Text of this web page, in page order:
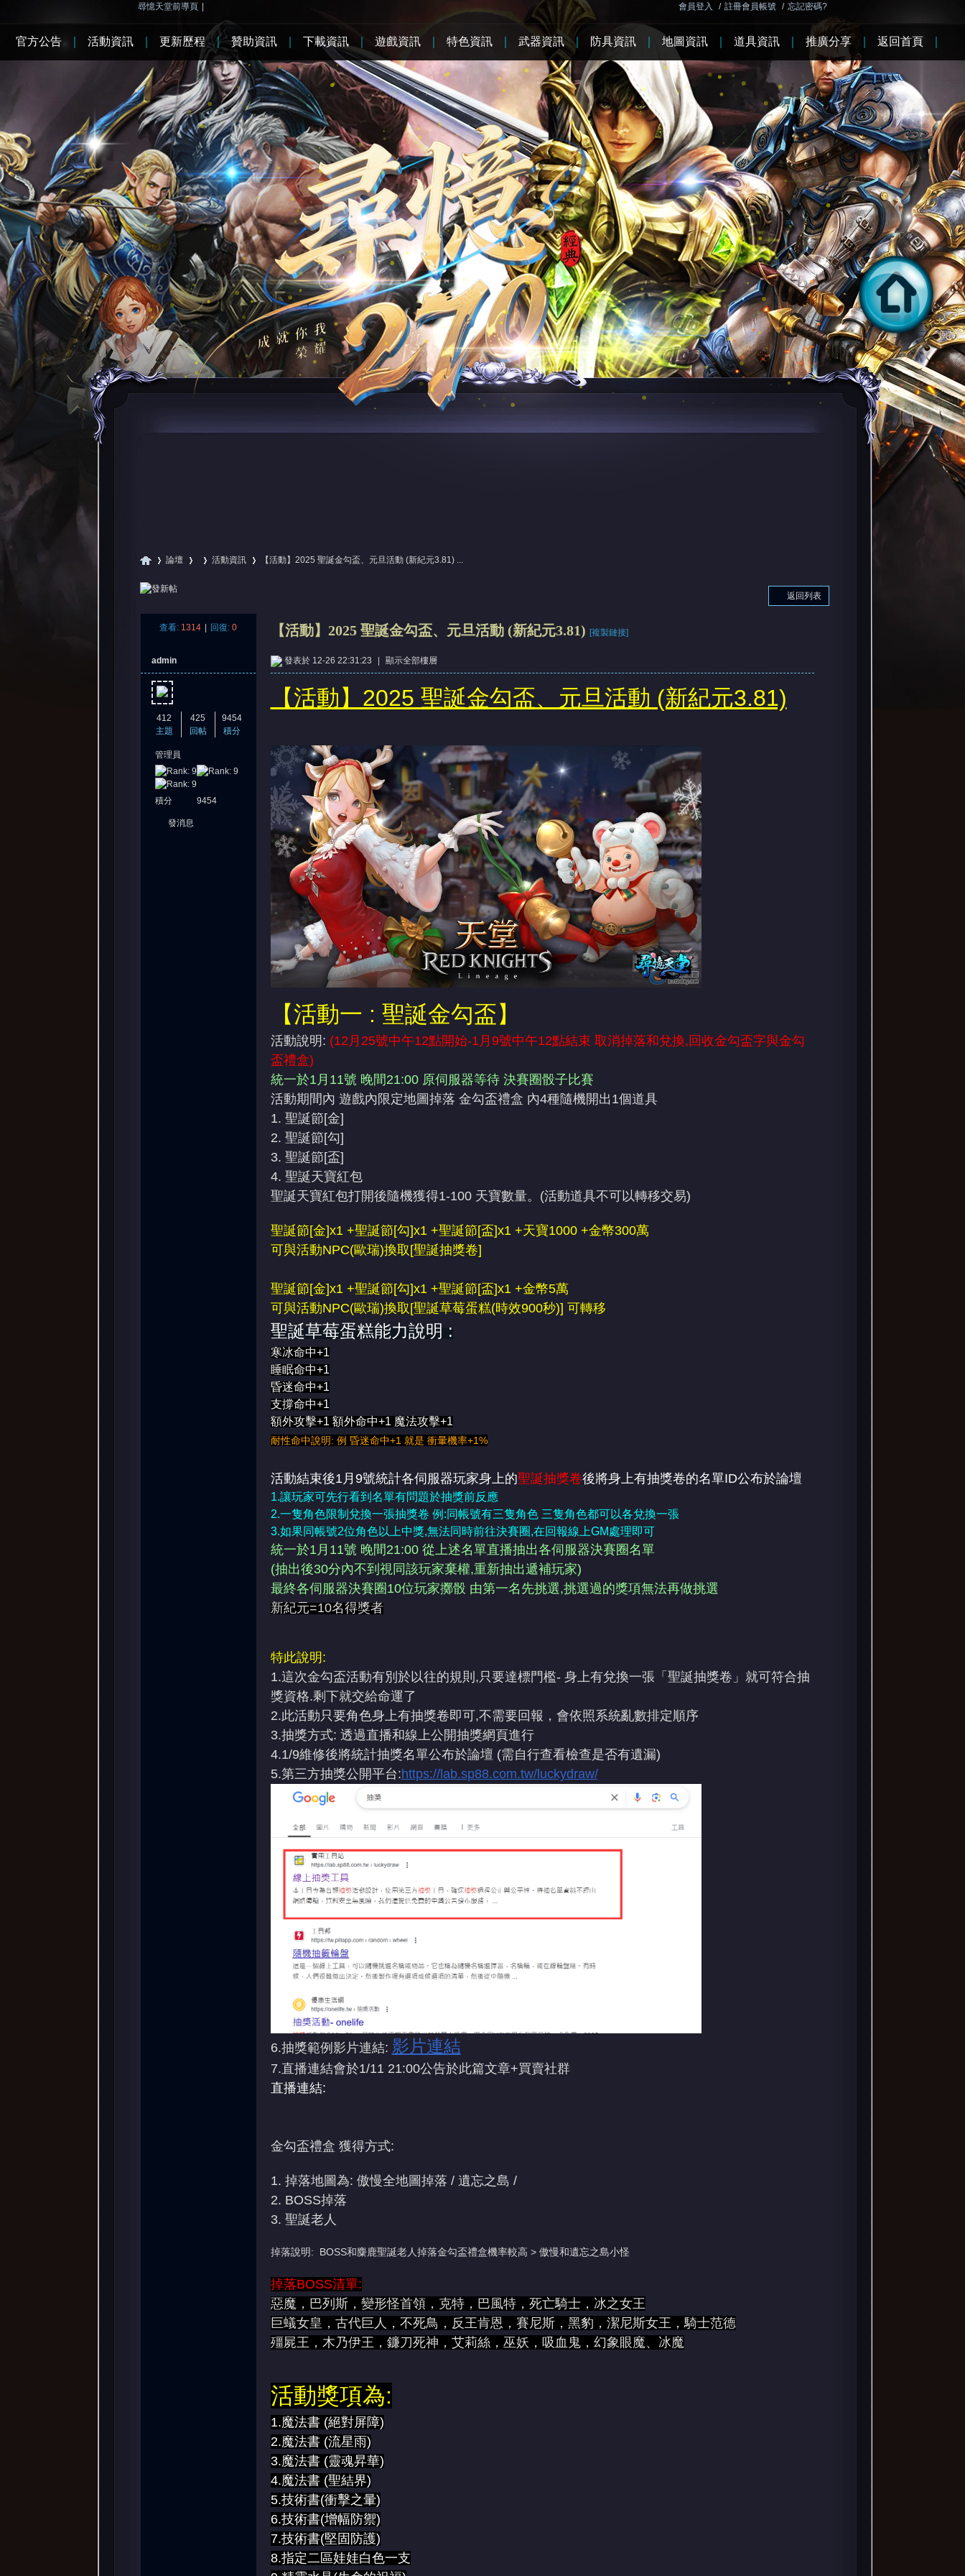
尋憶天堂前導頁 會員登入 / 註冊會員帳號 / 忘記密碼?
論壇
› ›
活動資訊 【活動】2025 聖誕金勾盃、元旦活動 (新紀元3.81) ...
返回列表
查看: 1314 回復: 0 【活動】2025 聖誕金勾盃、元旦活動 (新紀元3.81) [複製鏈接]
admin
412
主題
425
回帖
9454
積分
管理員
積分 9454
發消息
發表於 12-26 22:31:23 顯示全部樓層
【活動】2025 聖誕金勾盃、元旦活動 (新紀元3.81)
【活動一 : 聖誕金勾盃】
活動說明: (12月25號中午12點開始-1月9號中午12點結束 取消掉落和兌換,回收金勾盃字與金勾
盃禮盒)
統一於1月11號 晚間21:00 原伺服器等待決賽圈骰子比賽
活動期間內 遊戲內限定地圖掉落 金勾盃禮盒 內4種隨機開出1個道具
1. 聖誕節[金]
2. 聖誕節[勾]
3. 聖誕節[盃]
4. 聖誕天寶紅包
聖誕天寶紅包打開後隨機獲得1-100 天寶數量。 (活動道具不可以轉移交易)
聖誕節[金]x1 +聖誕節[勾]x1 +聖誕節[盃]x1 +天寶1000 +金幣300萬
可與活動NPC(歐瑞)換取[聖誕抽獎卷]
聖誕節[金]x1 +聖誕節[勾]x1 +聖誕節[盃]x1 +金幣5萬
可與活動NPC(歐瑞)換取[聖誕草莓蛋糕(時效900秒)] 可轉移
聖誕草莓蛋糕能力說明 :
寒冰命中+1
睡眠命中+1
昏迷命中+1
支撐命中+1
額外攻擊+1 額外命中+1 魔法攻擊+1
耐性命中說明: 例 昏迷命中+1 就是 衝暈機率+1%
活動結束後1月9號統計各伺服器玩家身上的聖誕抽獎卷後將身上有抽獎卷的名單ID公布於論壇
1.讓玩家可先行看到名單有問題於抽獎前反應
2.一隻角色限制兌換一張抽獎卷 例:同帳號有三隻角色 三隻角色都可以各兌換一張
3.如果同帳號2位角色以上中獎,無法同時前往決賽圈,在回報線上GM處理即可
統一於1月11號 晚間21:00 從上述名單直播抽出各伺服器決賽圈名單
(抽出後30分內不到視同該玩家棄權,重新抽出遞補玩家)
最終各伺服器決賽圈10位玩家擲骰 由第一名先挑選,挑選過的獎項無法再做挑選
新紀元=10名得獎者
特此說明:
1.這次金勾盃活動有別於以往的規則,只要達標門檻- 身上有兌換一張「聖誕抽獎卷」就可符合抽
獎資格.剩下就交給命運了
2.此活動只要角色身上有抽獎卷即可,不需要回報，會依照系統亂數排定順序
3.抽獎方式: 透過直播和線上公開抽獎網頁進行
4.1/9維修後將統計抽獎名單公布於論壇 (需自行查看檢查是否有遺漏)
5.第三方抽獎公開平台:https://lab.sp88.com.tw/luckydraw/
6.抽獎範例影片連結: 影片連結
7.直播連結會於1/11 21:00公告於此篇文章+買賣社群
直播連結:
金勾盃禮盒 獲得方式:
1. 掉落地圖為: 傲慢全地圖掉落 / 遺忘之島 /
2. BOSS掉落
3. 聖誕老人
掉落說明: BOSS和麋鹿聖誕老人掉落金勾盃禮盒機率較高 > 傲慢和遺忘之島小怪
掉落BOSS清單:
惡魔，巴列斯，變形怪首領，克特，巴風特，死亡騎士，冰之女王
巨蟻女皇，古代巨人，不死鳥，反王肯恩，賽尼斯，黑豹，潔尼斯女王，騎士范德
殭屍王，木乃伊王，鐮刀死神，艾莉絲，巫妖，吸血鬼，幻象眼魔、冰魔
活動獎項為:
1.魔法書 (絕對屏障)
2.魔法書 (流星雨)
3.魔法書 (靈魂昇華)
4.魔法書 (聖結界)
5.技術書(衝擊之暈)
6.技術書(增幅防禦)
7.技術書(堅固防護)
8.指定二區娃娃白色一支
回首頁